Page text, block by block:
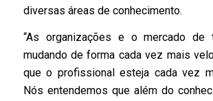
diversas áreas de conhecimento.
“As organizações e o mercado de
mudando de forma cada vez mais
que o profissional esteja cada vez
Nós entendemos que além do